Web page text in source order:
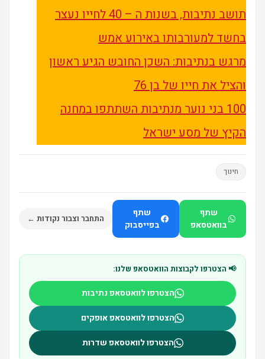
תושב נתיבות, בשנות ה – 40 לחייו נעצר
בחשד למעורבותו באירוע אמש
מרגש בנתיבות: השכן החובש הגיע ראשון
והציל את חייו של בן 76
100 בני נוער מנתיבות השתתפו במחנה
הקיץ של מסע ישראל
חינוך
שתף
בוואטסאפ
שתף
בפייסבוק
התחבר וצבור נקודות ←
📢 הצטרפו לקבוצות הוואטסאפ שלנו:
הצטרפו לוואטסאפ נתיבות
הצטרפו לוואטסאפ אופקים
הצטרפו לוואטסאפ שדרות